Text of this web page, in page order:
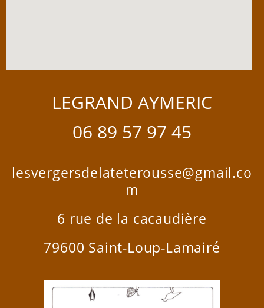
LEGRAND AYMERIC
06 89 57 97 45
lesvergersdelateterousse@gmail.co
m
6 rue de la cacaudière
79600 Saint-Loup-Lamairé